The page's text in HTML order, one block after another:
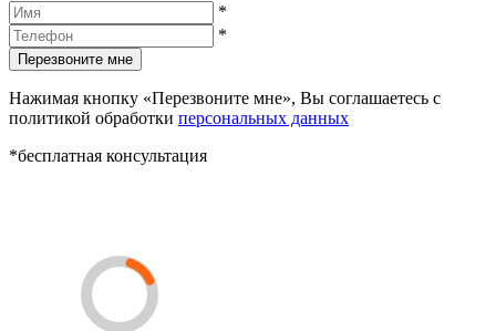
*
*
Перезвоните мне
Нажимая кнопку «Перезвоните мне», Вы соглашаетесь с
политикой обработки персональных данных
*бесплатная консультация